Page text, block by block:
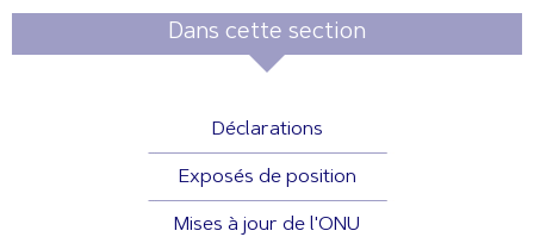
Dans cette section
Déclarations
Exposés de position
Mises à jour de l'ONU